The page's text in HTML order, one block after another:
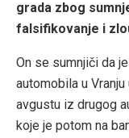
grada zbog
falsifikovanje i
On se sumnjiči da
automobila u
avgustu iz drugog
koje je potom na